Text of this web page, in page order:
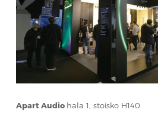
Apart Audio hala 1, stoisko H140